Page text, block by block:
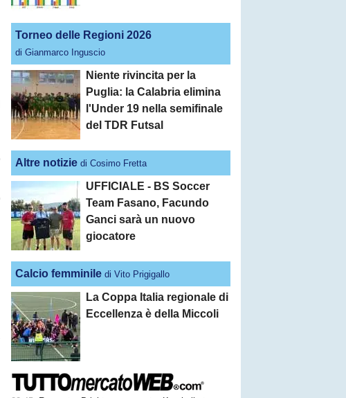
Torneo delle Regioni 2026
di Gianmarco Inguscio
Niente rivincita per la
Puglia: la Calabria elimina
l'Under 19 nella semifinale
del TDR Futsal
Altre notizie di Cosimo Fretta
UFFICIALE - BS Soccer
Team Fasano, Facundo
Ganci sarà un nuovo
giocatore
Calcio femminile di Vito Prigigallo
La Coppa Italia regionale di
Eccellenza è della Miccoli